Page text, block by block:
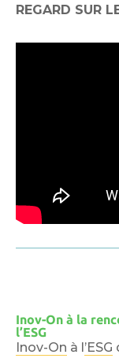
REGARD SUR
Inov-On à la
l’ESG
Inov-On à l’ESG